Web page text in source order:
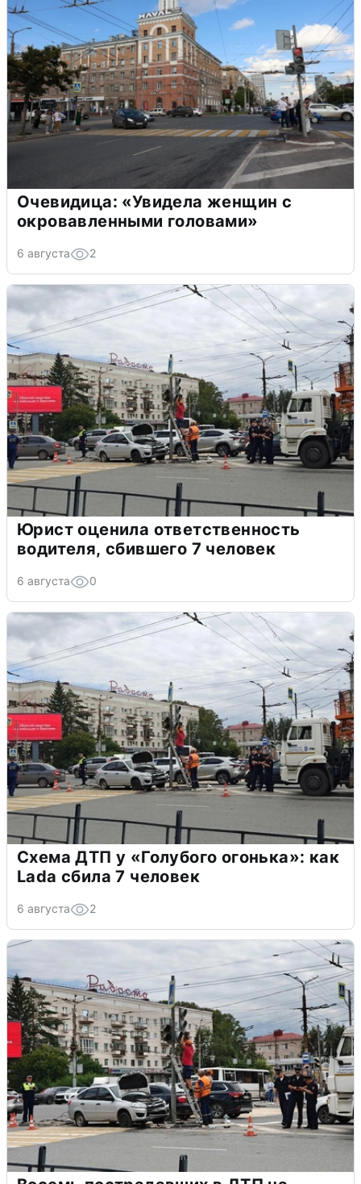
Очевидица: «Увидела женщин с
окровавленными головами»
6 августа 2
Юрист оценила ответственность
водителя, сбившего 7 человек
6 августа 0
Схема ДТП у «Голубого огонька»: как
Lada сбила 7 человек
6 августа 2